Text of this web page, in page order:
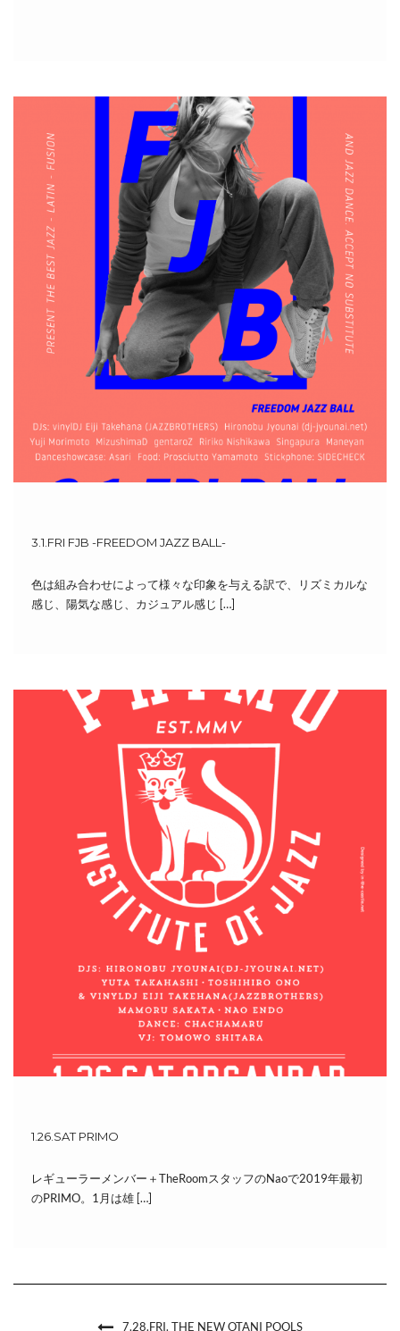
3.1.FRI FJB -FREEDOM JAZZ BALL-
色は組み合わせによって様々な印象を与える訳で、リズミカルな
感じ、陽気な感じ、カジュアル感じ […]
1.26.SAT PRIMO
レギューラーメンバー＋TheRoomスタッフのNaoで2019年最初
のPRIMO。1月は雄 […]
7.28.FRI. THE NEW OTANI POOLS